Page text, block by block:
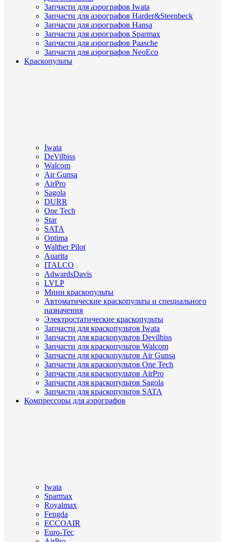
Запчасти для аэрографов Iwata
Запчасти для аэрографов Harder&Steenbeck
Запчасти для аэрографов Hansa
Запчасти для аэрографов Sparmax
Запчасти для аэрографов Paasche
Запчасти для аэрографов NeoEco
Краскопульты
Iwata
DeVilbiss
Walcom
Air Gunsa
AirPro
Sagola
DURR
One Tech
Star
SATA
Optima
Walther Pilot
Auarita
ITALCO
AdwardsDavis
LVLP
Мини краскопульты
Автоматические краскопульты и специального
назначения
Электростатические краскопульты
Запчасти для краскопультов Iwata
Запчасти для краскопультов Devilbiss
Запчасти для краскопультов Walcom
Запчасти для краскопультов Air Gunsa
Запчасти для краскопультов One Tech
Запчасти для краскопультов AirPro
Запчасти для краскопультов Sagola
Запчасти для краскопультов SATA
Компрессоры для аэрографов
Iwata
Sparmax
Royalmax
Fengda
ECCOAIR
Euro-Tec